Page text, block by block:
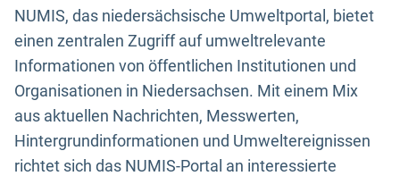
NUMIS, das niedersächsische Umweltportal, bietet
einen zentralen Zugriff auf umweltrelevante
Informationen von öffentlichen Institutionen und
Organisationen in Niedersachsen. Mit einem Mix
aus aktuellen Nachrichten, Messwerten,
Hintergrundinformationen und Umweltereignissen
richtet sich das NUMIS-Portal an interessierte